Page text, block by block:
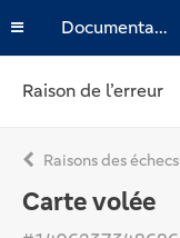
Documentation
Raison de l’erreur
Raisons des échecs
Carte volée